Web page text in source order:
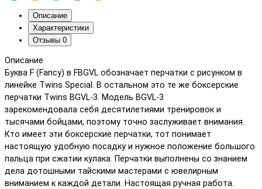
Описание
Характеристики
Отзывы 0
Описание
Буква F (Fancy) в FBGVL обозначает перчатки с рисунком в
линейке Twins Special. В остальном это те же боксерские
перчатки Twins BGVL-3. Модель BGVL-3
зарекомендовала себя десятилетиями тренировок и
тысячами бойцами, поэтому точно заслуживает внимания.
Кто имеет эти боксерские перчатки, тот понимает
настоящую удобную посадку и нужное положение большого
пальца при сжатии кулака. Перчатки выполнены со знанием
дела дотошными тайскими мастерами с ювелирным
вниманием к каждой детали. Настоящая ручная работа.